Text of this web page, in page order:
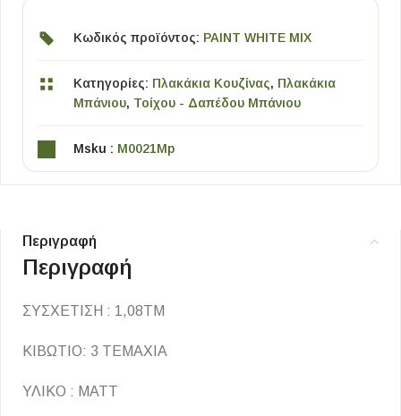
Κωδικός προϊόντος: PAINT WHITE MIX
Κατηγορίες: Πλακάκια Κουζίνας, Πλακάκια
Μπάνιου, Τοίχου - Δαπέδου Μπάνιου
Msku : M0021Mp
Περιγραφή
Περιγραφή
ΣΥΣΧΕΤΙΣΗ : 1,08ΤΜ
ΚΙΒΩΤΙΟ: 3 ΤΕΜΑΧΙΑ
ΥΛΙΚΟ : ΜΑΤΤ